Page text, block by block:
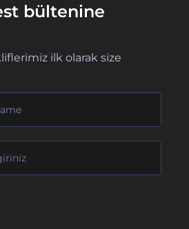
bültenine
ilk olarak size